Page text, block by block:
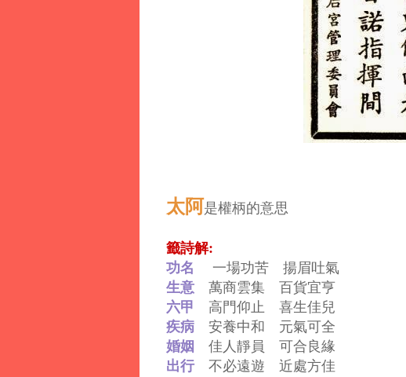
太阿是權柄的意思
籤詩解:
功名 一場功苦 揚眉吐氣
生意 萬商雲集 百貨宜亨
六甲 高門仰止 喜生佳兒
疾病 安養中和 元氣可全
婚姻 佳人靜員 可合良緣
出行 不必遠遊 近處方佳